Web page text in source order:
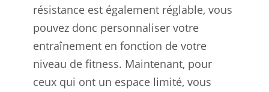
résistance est également réglable, vous
pouvez donc personnaliser votre
entraînement en fonction de votre
niveau de fitness. Maintenant, pour
ceux qui ont un espace limité, vous